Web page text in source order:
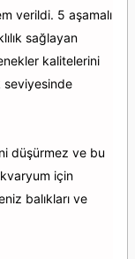
verildi. 5 aşamalı
sağlayan
kalitelerini
seviyesinde
düşürmez ve bu
için
balıkları ve